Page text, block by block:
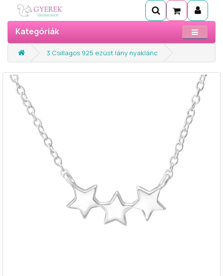
Kategóriák
3 Csillagos 925 ezüst lány nyaklánc